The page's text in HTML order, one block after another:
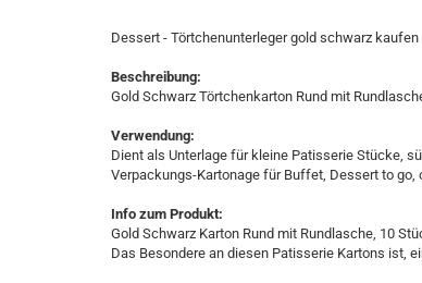
Dessert - Törtchenunterleger gold schwarz kaufen
Beschreibung:
Gold Schwarz Törtchenkarton Rund mit
Verwendung:
Dient als Unterlage für kleine Patisserie Stücke,
Verpackungs-Kartonage für Buffet, Dessert to
Info zum Produkt:
Gold Schwarz Karton Rund mit Rundlasche, 10
Das Besondere an diesen Patisserie Kartons ist,